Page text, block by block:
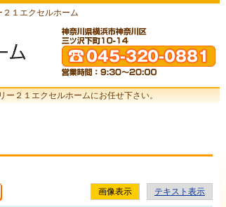
１エクセルホーム
ー２１エクセルホームにお任せ下さい。
画像表示 テキスト表示